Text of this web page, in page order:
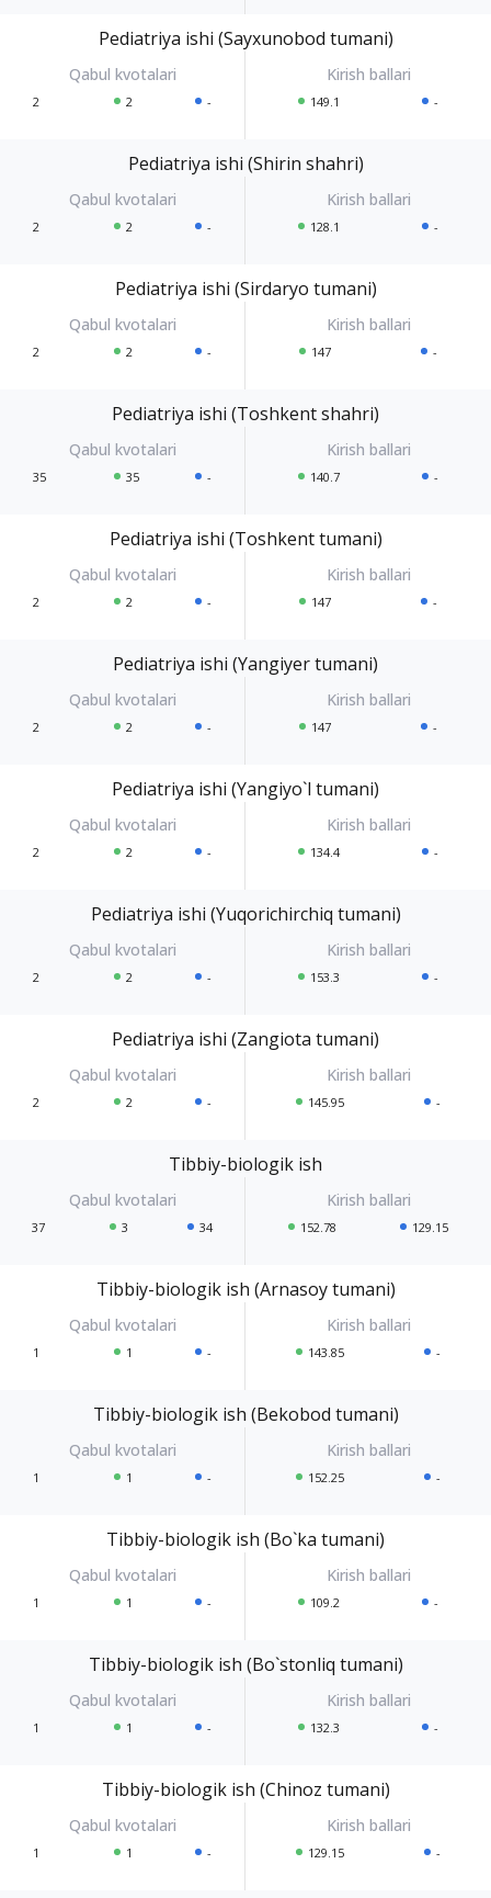
Pediatriya ishi (Sayxunobod tumani)
2 2 - 149.1 -
Pediatriya ishi (Shirin shahri)
2 2 - 128.1 -
Pediatriya ishi (Sirdaryo tumani)
2 2 - 147 -
Pediatriya ishi (Toshkent shahri)
35 35 - 140.7 -
Pediatriya ishi (Toshkent tumani)
2 2 - 147 -
Pediatriya ishi (Yangiyer tumani)
2 2 - 147 -
Pediatriya ishi (Yangiyo`l tumani)
2 2 - 134.4 -
Pediatriya ishi (Yuqorichirchiq tumani)
2 2 - 153.3 -
Pediatriya ishi (Zangiota tumani)
2 2 - 145.95 -
Tibbiy-biologik ish
37 3 34 152.78 129.15
Tibbiy-biologik ish (Arnasoy tumani)
1 1 - 143.85 -
Tibbiy-biologik ish (Bekobod tumani)
1 1 - 152.25 -
Tibbiy-biologik ish (Bo`ka tumani)
1 1 - 109.2 -
Tibbiy-biologik ish (Bo`stonliq tumani)
1 1 - 132.3 -
Tibbiy-biologik ish (Chinoz tumani)
1 1 - 129.15 -